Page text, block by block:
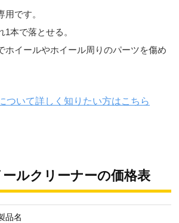
です。
本で落とせる。
ホイールやホイール周りのパーツを傷め
ついて詳しく知りたい方はこちら
ルクリーナーの価格表
品名